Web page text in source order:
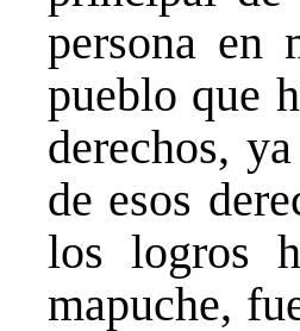
persona en
pueblo que
derechos,
de esos
los logros
mapuche,